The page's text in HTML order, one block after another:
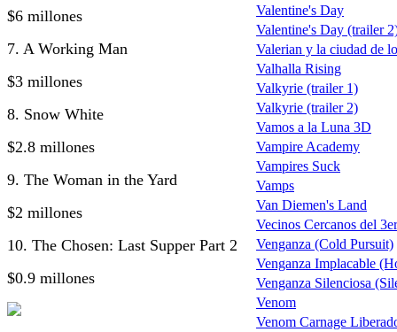
$6 millones
7. A Working Man
$3 millones
8. Snow White
$2.8 millones
9. The Woman in the Yard
$2 millones
10. The Chosen: Last Supper Part 2
$0.9 millones
Valentine's Day
Valentine's Day (trailer
Valerian y la ciudad de
Valhalla Rising
Valkyrie (trailer 1)
Valkyrie (trailer 2)
Vamos a la Luna 3D
Vampire Academy
Vampires Suck
Vamps
Van Diemen's Land
Vecinos Cercanos del
Venganza (Cold Pursuit)
Venganza Implacable
Venganza Silenciosa
Venom
Venom Carnage